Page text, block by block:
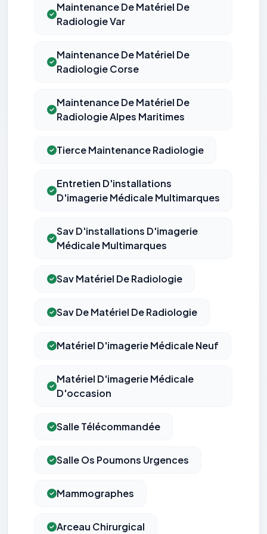
Maintenance De Matériel De
Radiologie Var
Maintenance De Matériel De
Radiologie Corse
Maintenance De Matériel De
Radiologie Alpes Maritimes
Tierce Maintenance Radiologie
Entretien D'installations
D'imagerie Médicale Multimarques
Sav D'installations D'imagerie
Médicale Multimarques
Sav Matériel De Radiologie
Sav De Matériel De Radiologie
Matériel D'imagerie Médicale Neuf
Matériel D'imagerie Médicale
D'occasion
Salle Télécommandée
Salle Os Poumons Urgences
Mammographes
Arceau Chirurgical